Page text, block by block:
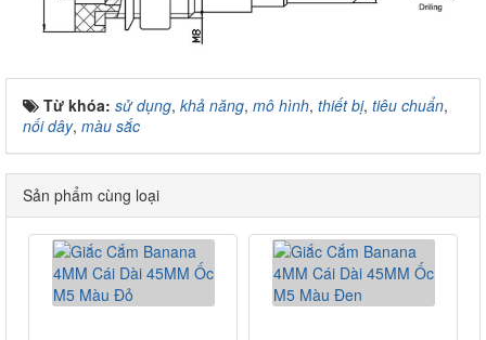
Từ khóa: sử dụng, khả năng, mô hình, thiết bị, tiêu chuẩn,
nối dây, màu sắc
Sản phẩm cùng loại